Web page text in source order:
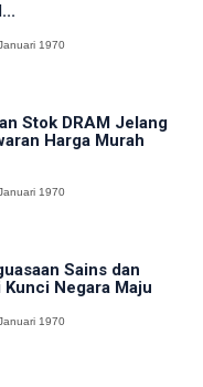
1970
Stok DRAM Jelang
Harga Murah
1970
Sains dan
Negara Maju
1970